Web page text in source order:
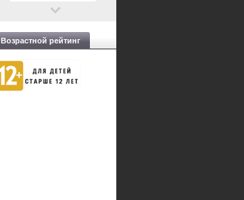
Возрастной рейтинг